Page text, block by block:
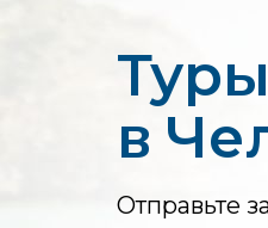
в
Отправьте